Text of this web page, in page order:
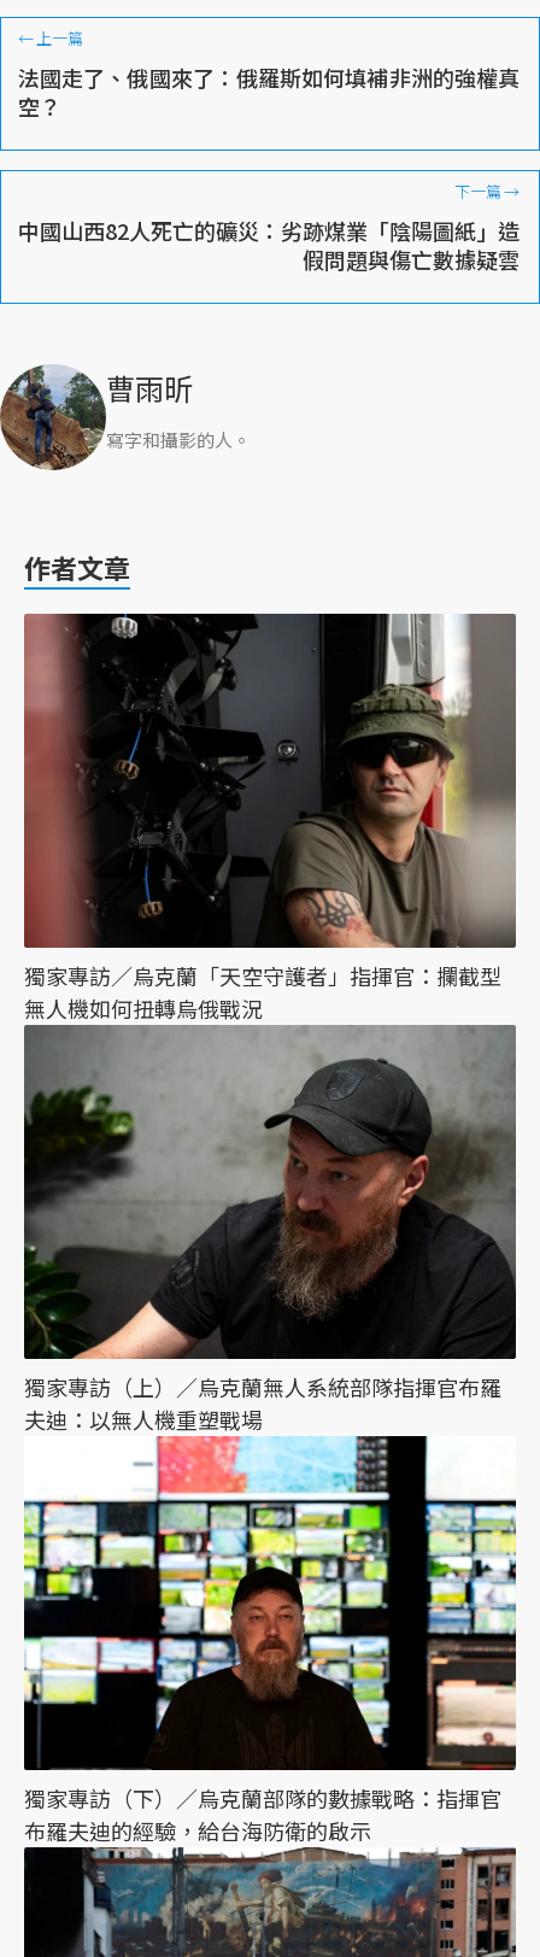
← 上一篇
法國走了、俄國來了：俄羅斯如何填補非洲的強權真
空？
下一篇→
中國山西82人死亡的礦災：劣跡煤業「陰陽圖紙」造
假問題與傷亡數據疑雲
曹雨昕
寫字和攝影的人。
作者文章
獨家專訪／烏克蘭「天空守護者」指揮官：攔截型
無人機如何扭轉烏俄戰況
獨家專訪（上）／烏克蘭無人系統部隊指揮官布羅
夫迪：以無人機重塑戰場
獨家專訪（下）／烏克蘭部隊的數據戰略：指揮官
布羅夫迪的經驗，給台海防衛的啟示